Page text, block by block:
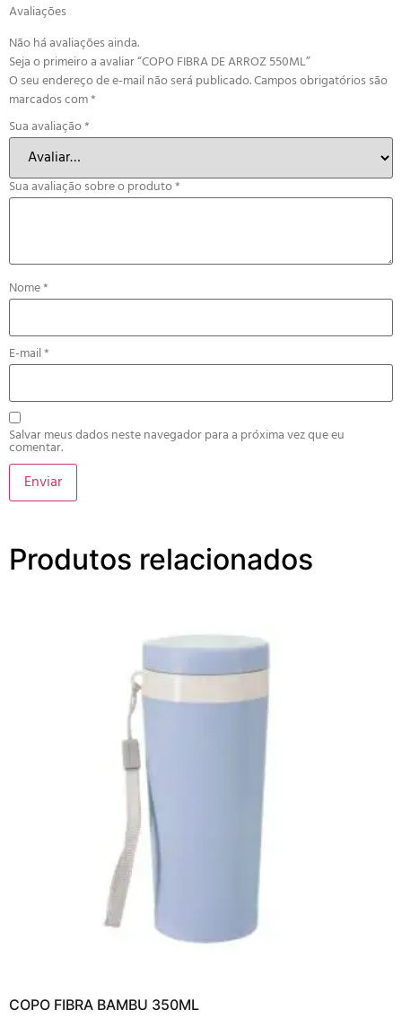
Avaliações
Não há avaliações ainda.
Seja o primeiro a avaliar “COPO FIBRA DE ARROZ 550ML”
O seu endereço de e-mail não será publicado.Campos obrigatórios são
marcados com*
Sua avaliação*
Sua avaliação sobre o produto*
Nome*
E-mail*
Salvar meus dados neste navegador para a próxima vez que eu
comentar.
Produtos relacionados
COPO FIBRA BAMBU 350ML